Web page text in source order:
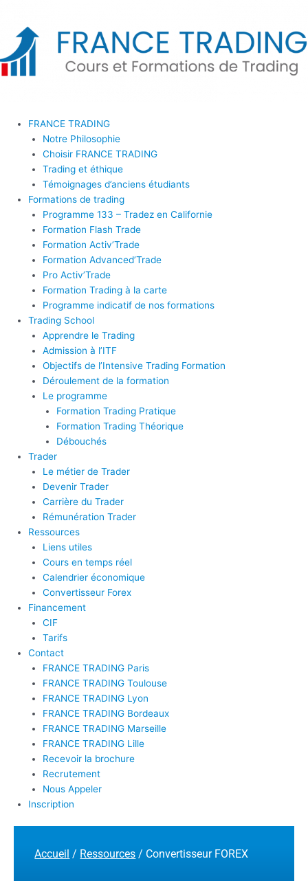
contenu
FRANCE TRADING
Notre Philosophie
Choisir FRANCE TRADING
Trading et éthique
Témoignages d’anciens étudiants
Formations de trading
Programme 133 – Tradez en Californie
Formation Flash Trade
Formation Activ’Trade
Formation Advanced’Trade
Pro Activ’Trade
Formation Trading à la carte
Programme indicatif de nos formations
Trading School
Apprendre le Trading
Admission à l’ITF
Objectifs de l’Intensive Trading Formation
Déroulement de la formation
Le programme
Formation Trading Pratique
Formation Trading Théorique
Débouchés
Trader
Le métier de Trader
Devenir Trader
Carrière du Trader
Rémunération Trader
Ressources
Liens utiles
Cours en temps réel
Calendrier économique
Convertisseur Forex
Financement
CIF
Tarifs
Contact
FRANCE TRADING Paris
FRANCE TRADING Toulouse
FRANCE TRADING Lyon
FRANCE TRADING Bordeaux
FRANCE TRADING Marseille
FRANCE TRADING Lille
Recevoir la brochure
Recrutement
Nous Appeler
Inscription
Accueil / Ressources / Convertisseur FOREX